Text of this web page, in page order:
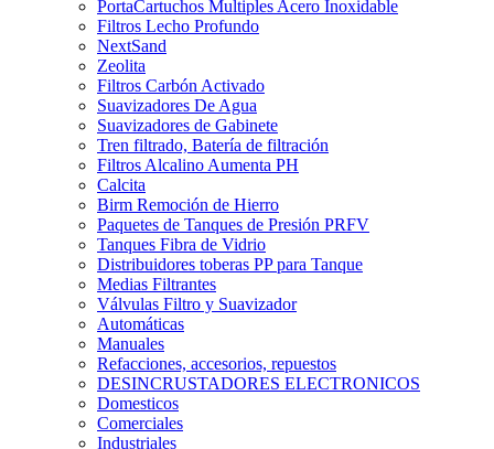
PortaCartuchos Multiples Acero Inoxidable
Filtros Lecho Profundo
NextSand
Zeolita
Filtros Carbón Activado
Suavizadores De Agua
Suavizadores de Gabinete
Tren filtrado, Batería de filtración
Filtros Alcalino Aumenta PH
Calcita
Birm Remoción de Hierro
Paquetes de Tanques de Presión PRFV
Tanques Fibra de Vidrio
Distribuidores toberas PP para Tanque
Medias Filtrantes
Válvulas Filtro y Suavizador
Automáticas
Manuales
Refacciones, accesorios, repuestos
DESINCRUSTADORES ELECTRONICOS
Domesticos
Comerciales
Industriales